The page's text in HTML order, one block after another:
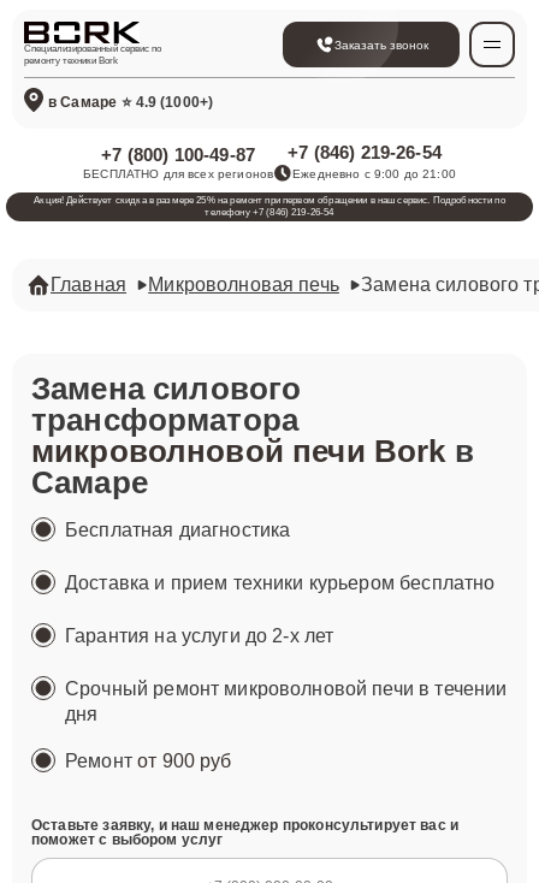
Специализированный сервис по
ремонту техники Bork
Заказать звонок
в Самаре ⭐ 4.9 (1000+)
+7 (800) 100-49-87
БЕСПЛАТНО для всех регионов
+7 (846) 219-26-54
Ежедневно с 9:00 до 21:00
Акция! Действует скидка в размере 25% на ремонт при первом обращении в наш сервис. Подробности по
телефону +7 (846) 219-26-54
Главная Микроволновая печь Замена силового
Замена силового
трансформатора
микроволновой печи Borkв
Самаре
Бесплатная диагностика
Доставка и прием техники курьером бесплатно
Гарантия на услуги до 2-х лет
Срочный ремонт микроволновой печи в течении
дня
Ремонтот 900 руб
Оставьте заявку, и наш менеджер проконсультирует вас и
поможет с выбором услуг